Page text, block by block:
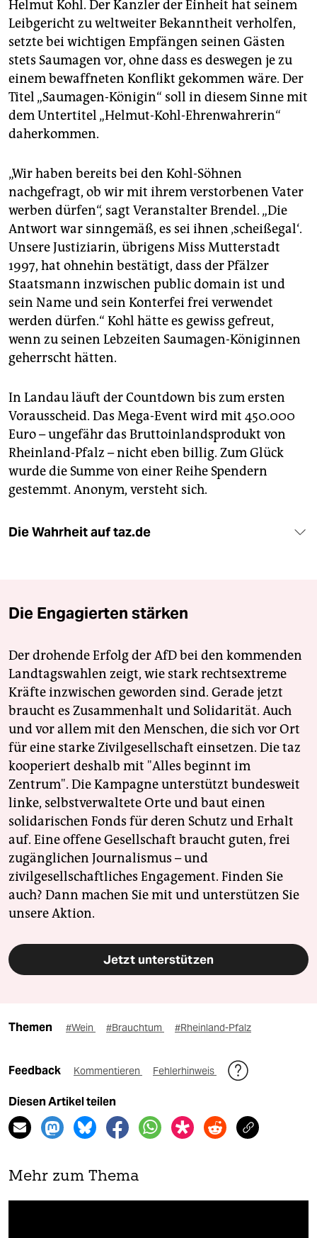
Helmut Kohl. Der Kanzler der Einheit hat seinem
Leibgericht zu weltweiter Bekanntheit verholfen,
setzte bei wichtigen Empfängen seinen Gästen
stets Saumagen vor, ohne dass es deswegen je zu
einem bewaffneten Konflikt gekommen wäre. Der
Titel „Saumagen-Königin“ soll in diesem Sinne mit
dem Untertitel „Helmut-Kohl-Ehrenwahrerin“
daherkommen.
„Wir haben bereits bei den Kohl-Söhnen
nachgefragt, ob wir mit ihrem verstorbenen Vater
werben dürfen“, sagt Veranstalter Brendel. „Die
Antwort war sinngemäß, es sei ihnen ‚scheißegal‘.
Unsere Justiziarin, übrigens Miss Mutterstadt
1997, hat ohnehin bestätigt, dass der Pfälzer
Staatsmann inzwischen public domain ist und
sein Name und sein Konterfei frei verwendet
werden dürfen.“ Kohl hätte es gewiss gefreut,
wenn zu seinen Lebzeiten Saumagen-Königinnen
geherrscht hätten.
In Landau läuft der Countdown bis zum ersten
Vorausscheid. Das Mega-Event wird mit 450.000
Euro – ungefähr das Bruttoinlandsprodukt von
Rheinland-Pfalz – nicht eben billig. Zum Glück
wurde die Summe von einer Reihe Spendern
gestemmt. Anonym, versteht sich.
Die Wahrheit auf taz.de
Die Engagierten stärken
Der drohende Erfolg der AfD bei den kommenden
Landtagswahlen zeigt, wie stark rechtsextreme
Kräfte inzwischen geworden sind. Gerade jetzt
braucht es Zusammenhalt und Solidarität. Auch
und vor allem mit den Menschen, die sich vor Ort
für eine starke Zivilgesellschaft einsetzen. Die taz
kooperiert deshalb mit "Alles beginnt im
Zentrum". Die Kampagne unterstützt bundesweit
linke, selbstverwaltete Orte und baut einen
solidarischen Fonds für deren Schutz und Erhalt
auf. Eine offene Gesellschaft braucht guten, frei
zugänglichen Journalismus – und
zivilgesellschaftliches Engagement. Finden Sie
auch? Dann machen Sie mit und unterstützen Sie
unsere Aktion.
Jetzt unterstützen
Themen #Wein #Brauchtum #Rheinland-Pfalz
Feedback Kommentieren Fehlerhinweis
Diesen Artikel teilen
Mehr zum Thema